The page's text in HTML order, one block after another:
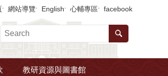
網站導覽 English 心輔專區 facebook
教研資源與圖書館